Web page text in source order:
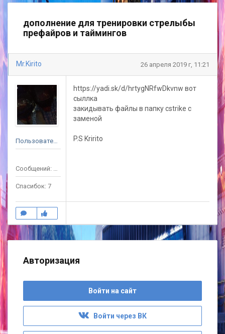
дополнение для тренировки стрелыбы
префайров и таймингов
Mr.Kirito 26 апреля 2019 г, 11:21
Пользователь
Сообщений: 37
Спасибок: 7
https://yadi.sk/d/hrtygNRfwDkvnw вот
сыллка
закидывать файлы в папку cstrike с
заменой
P.S Kririto
Авторизация
Войти на сайт
Войти через ВК